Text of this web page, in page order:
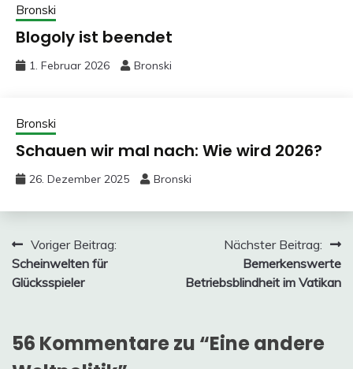
Bronski
Blogoly ist beendet
1. Februar 2026 Bronski
Bronski
Schauen wir mal nach: Wie wird 2026?
26. Dezember 2025 Bronski
Beitragsnavigation
Voriger Beitrag:
Scheinwelten für
Glücksspieler
Nächster Beitrag:
Bemerkenswerte
Betriebsblindheit im Vatikan
56 Kommentare zu “Eine andere